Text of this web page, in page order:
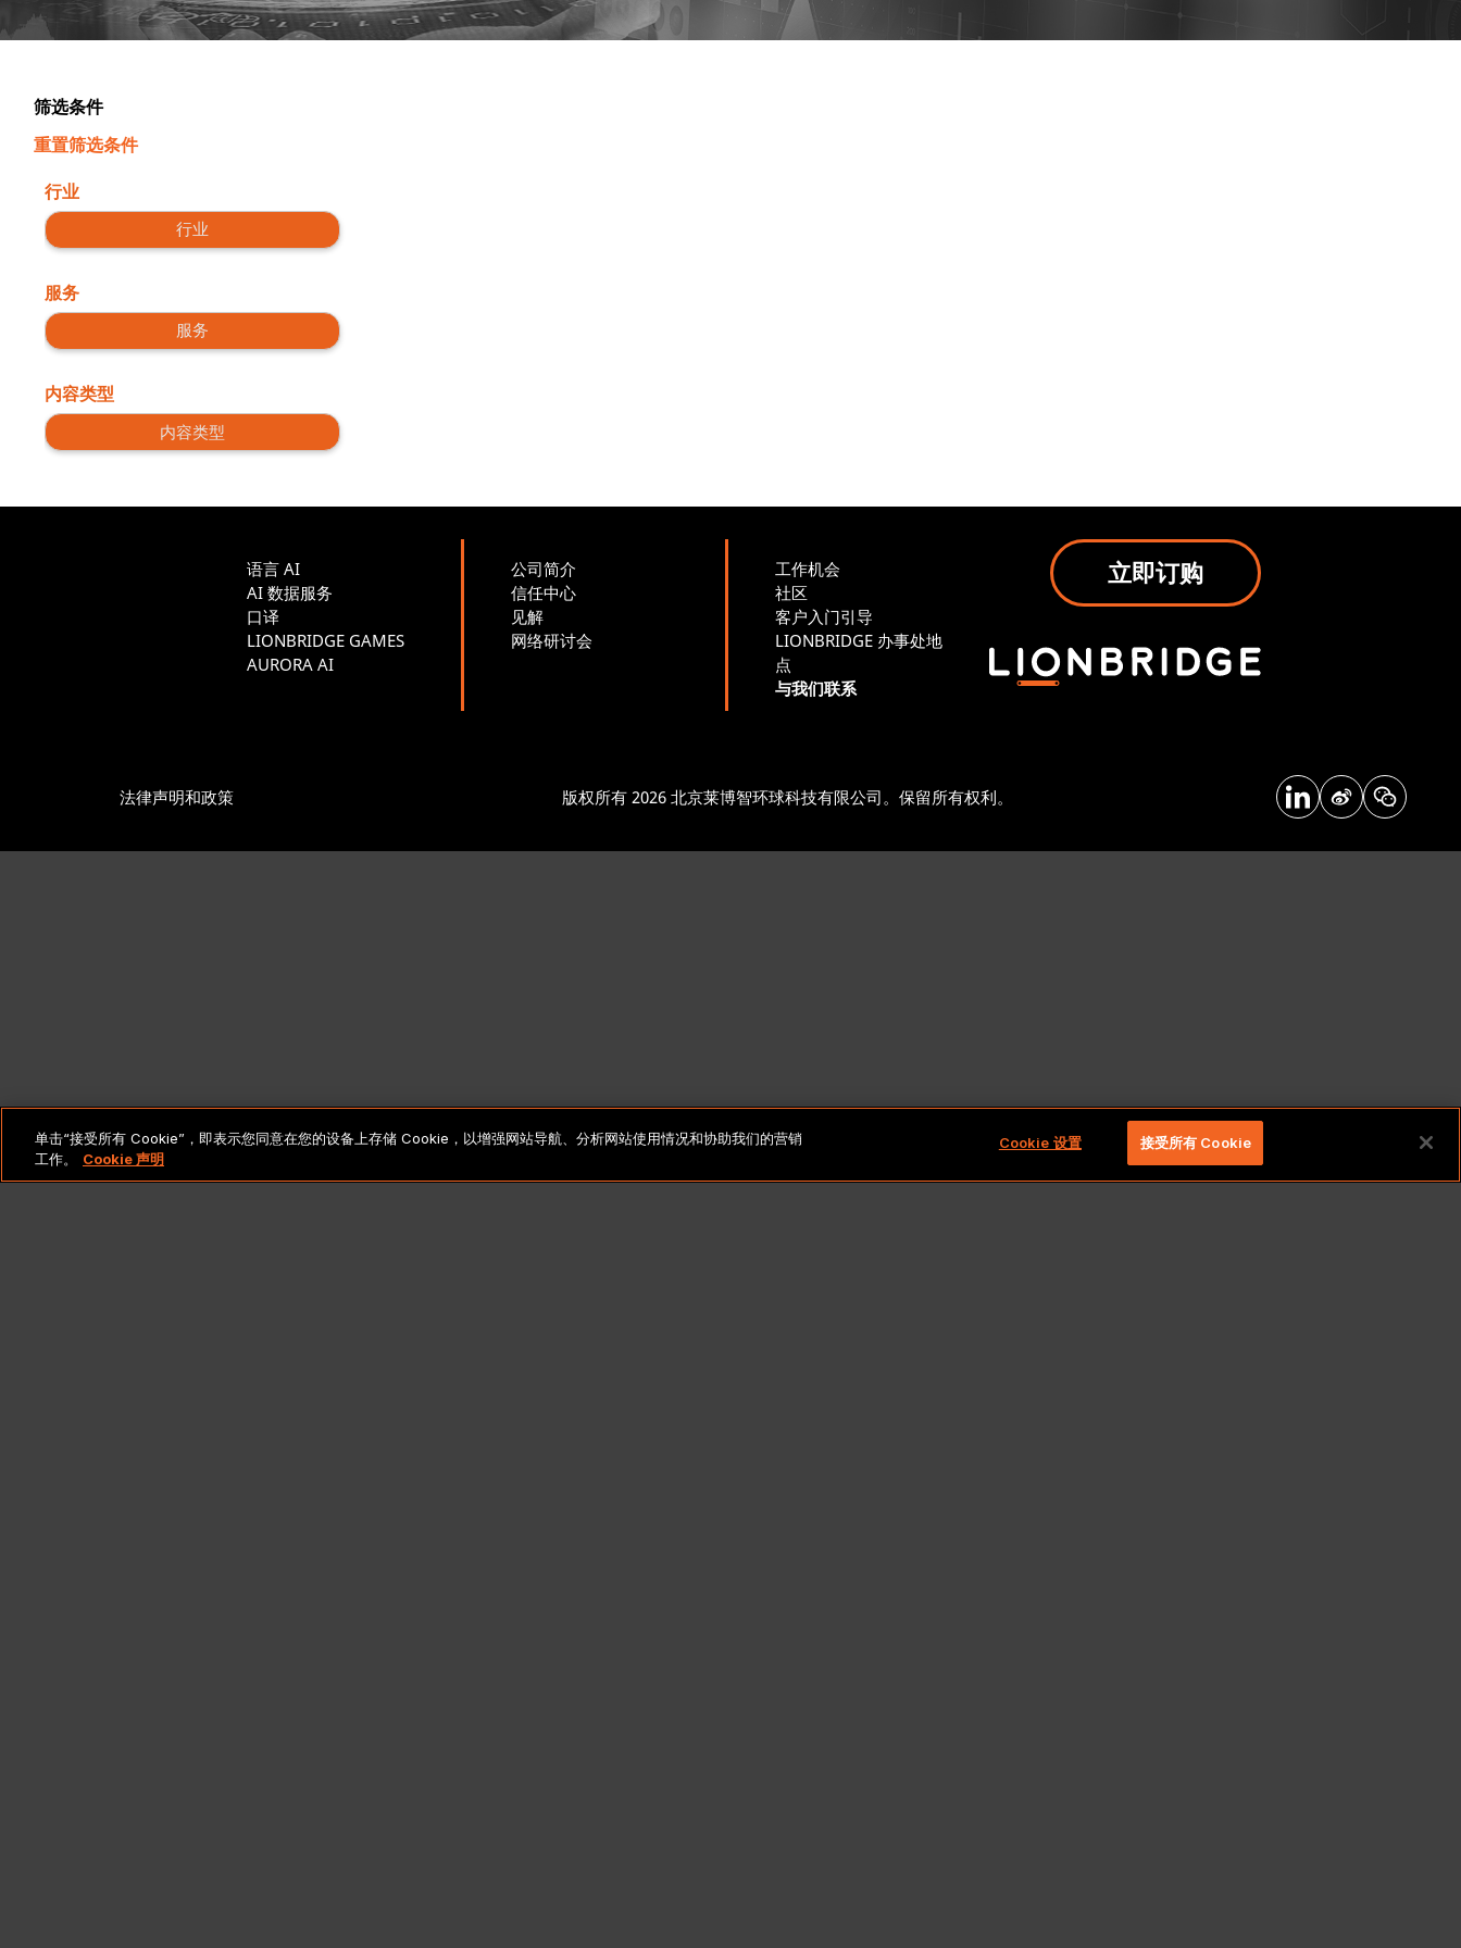
筛选条件
重置筛选条件
行业
行业
服务
服务
内容类型
内容类型
语言 AI
AI 数据服务
口译
LIONBRIDGE GAMES
AURORA AI
公司简介
信任中心
见解
网络研讨会
工作机会
社区
客户入门引导
LIONBRIDGE 办事处地
点
与我们联系
立即订购
法律声明和政策 版权所有 2026 北京莱博智环球科技有限公司。保留所有权利。
单击“接受所有 Cookie”，即表示您同意在您的设备上存储 Cookie，以增强网站导航、分析网站使用情况和协助我们的营销
工作。
Cookie 声明
Cookie 设置 接受所有 Cookie